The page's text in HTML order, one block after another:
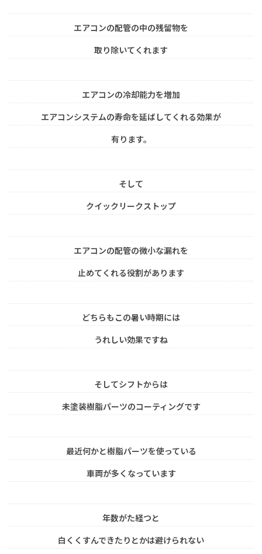
エアコンの配管の中の残留物を
取り除いてくれます
エアコンの冷却能力を増加
エアコンシステムの寿命を延ばしてくれる効果が
有ります。
そして
クイックリークストップ
エアコンの配管の微小な漏れを
止めてくれる役割があります
どちらもこの暑い時期には
うれしい効果ですね
そしてシフトからは
未塗装樹脂パーツのコーティングです
最近何かと樹脂パーツを使っている
車両が多くなっています
年数がた経つと
白くくすんできたりとかは避けられない